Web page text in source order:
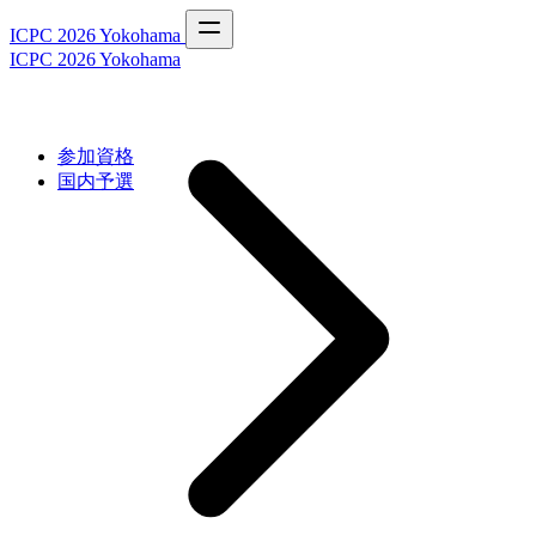
ICPC 2026 Yokohama
参加資格
国内予選
ICPC 2026 Yokohama